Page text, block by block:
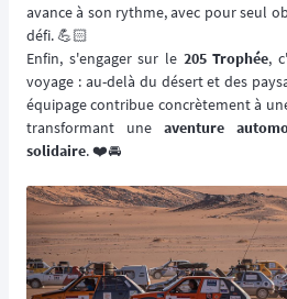
avance à son rythme, avec pour seul
défi. 💪🏻
Enfin, s'engager sur le 205 Trophée,
voyage : au-delà du désert et des
équipage contribue concrètement à
transformant une aventure
solidaire. ❤️🚘